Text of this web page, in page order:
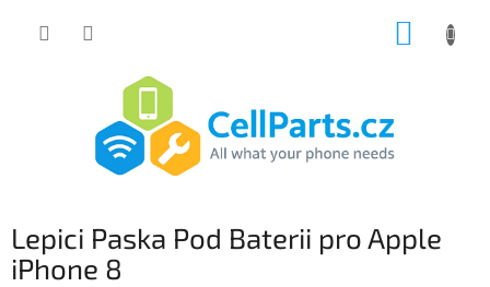
Lepici Paska Pod Baterii pro Apple
iPhone 8